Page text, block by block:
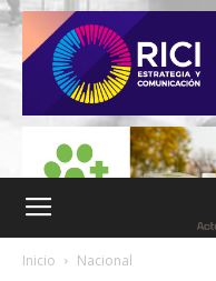
Inicio Nacional